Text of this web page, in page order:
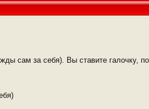
сам за себя). Вы ставите галочку,